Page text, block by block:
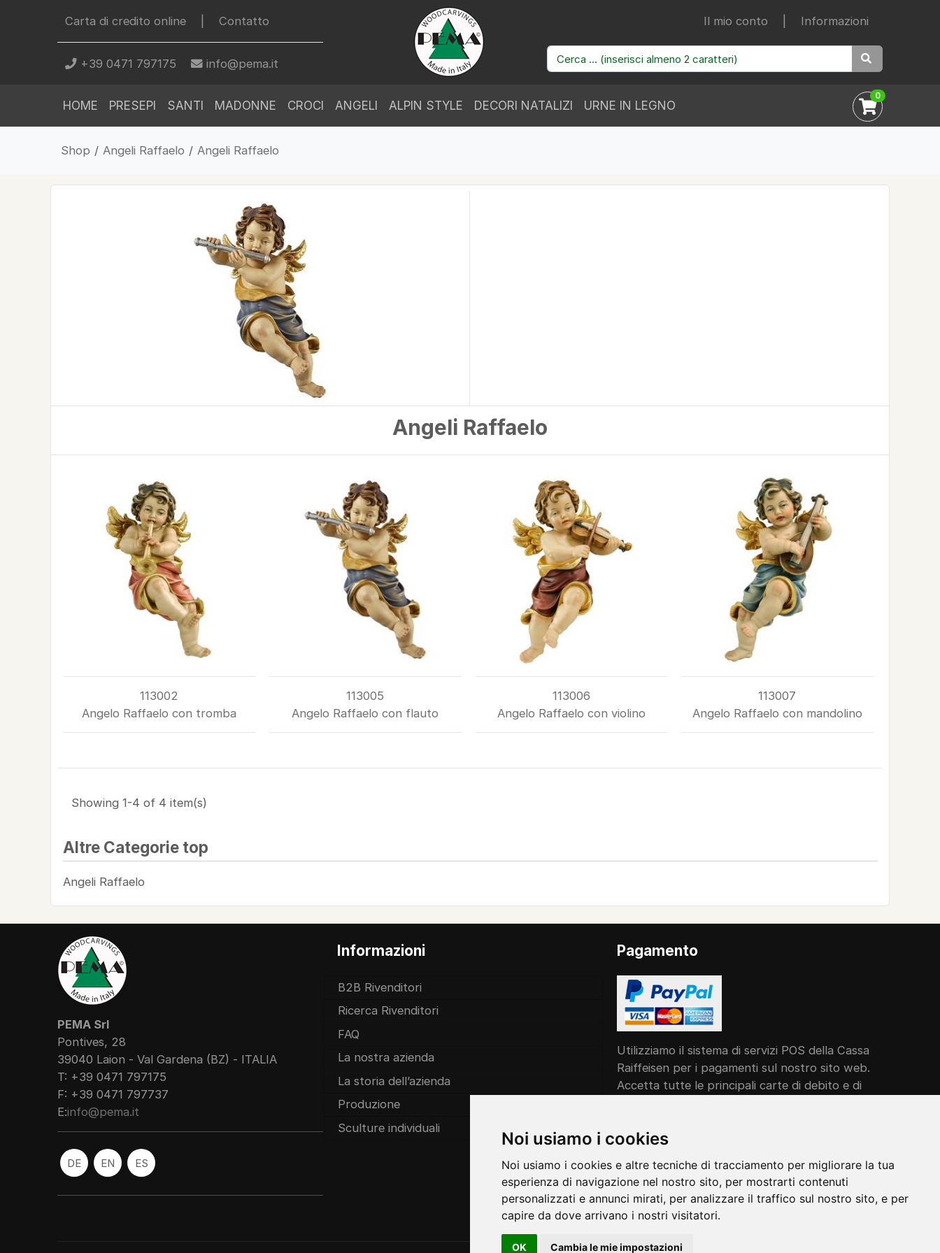
Noi usiamo i cookies
Noi usiamo i cookies e altre tecniche di tracciamento per migliorare la tua
esperienza di navigazione nel nostro sito, per mostrarti contenuti
personalizzati e annunci mirati, per analizzare il traffico sul nostro sito, e per
capire da dove arrivano i nostri visitatori.
OK Cambia le mie impostazioni
Carta di credito online Contatto
+39 0471 797175 info@pema.it
Il mio conto Informazioni
HOME PRESEPI SANTI MADONNE CROCI ANGELI ALPIN STYLE DECORI NATALIZI URNE IN LEGNO
0
Shop / Angeli Raffaelo / Angeli Raffaelo
Angeli Raffaelo
113002
Angelo Raffaelo con tromba
113005
Angelo Raffaelo con flauto
113006
Angelo Raffaelo con violino
113007
Angelo Raffaelo con mandolino
Showing 1-4 of 4 item(s)
Altre Categorie top
Angeli Raffaelo
PEMA Srl
Pontives, 28
39040 Laion - Val Gardena (BZ) - ITALIA
T: +39 0471 797175
F: +39 0471 797737
E:info@pema.it
DE EN ES
Informazioni
B2B Rivenditori
Ricerca Rivenditori
FAQ
La nostra azienda
La storia dell’azienda
Produzione
Sculture individuali
Pagamento
Utilizziamo il sistema di servizi POS della Cassa
Raiffeisen per i pagamenti sul nostro sito web.
Accetta tutte le principali carte di debito e di